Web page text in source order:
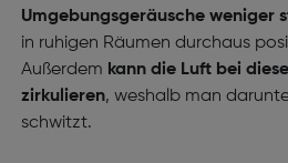
Umgebungsgeräusche weniger
in ruhigen Räumen durchaus
Außerdem kann die Luft bei
zirkulieren, weshalb man
schwitzt.